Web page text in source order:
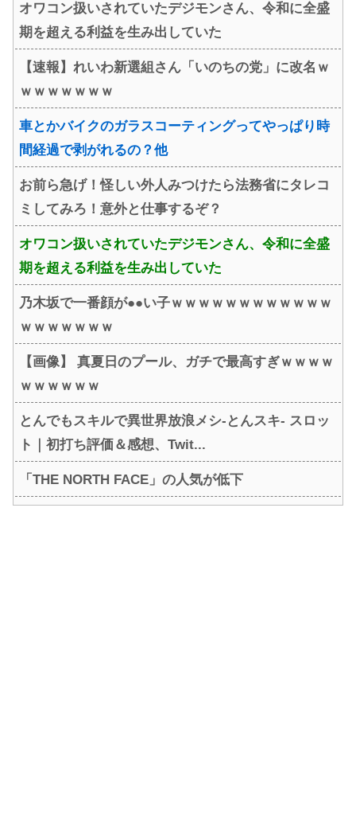
オワコン扱いされていたデジモンさん、令和に全盛
期を超える利益を生み出していた
【速報】れいわ新選組さん「いのちの党」に改名ｗ
ｗｗｗｗｗｗｗ
車とかバイクのガラスコーティングってやっぱり時
間経過で剥がれるの？他
お前ら急げ！怪しい外人みつけたら法務省にタレコ
ミしてみろ！意外と仕事するぞ？
オワコン扱いされていたデジモンさん、令和に全盛
期を超える利益を生み出していた
乃木坂で一番顔が●●い子ｗｗｗｗｗｗｗｗｗｗｗｗ
ｗｗｗｗｗｗｗ
【画像】 真夏日のプール、ガチで最高すぎｗｗｗｗ
ｗｗｗｗｗｗ
とんでもスキルで異世界放浪メシ-とんスキ- スロッ
ト｜初打ち評価＆感想、Twit...
「THE NORTH FACE」の人気が低下